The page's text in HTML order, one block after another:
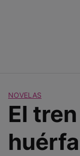
NOVELAS
El